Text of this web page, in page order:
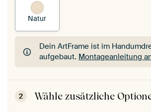
Natur
Dein ArtFrame ist im
aufgebaut. Montageanleitung
Dein ArtFrame ist im
aufgebaut.Montageanleitung
2 Wähle zusätzliche